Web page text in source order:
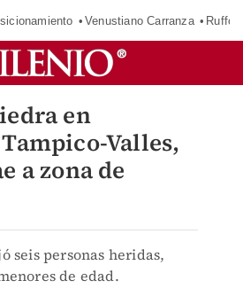
Venustiano Carranza Ruffo
en
Valles,
a zona de
seis personas heridas,
de edad.